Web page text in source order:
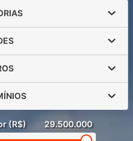
(R$) 29.500.000